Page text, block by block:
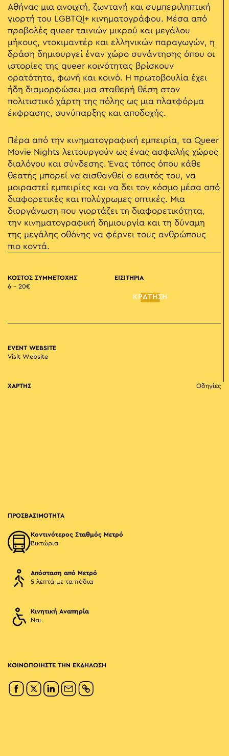
Αθήνας μια ανοιχτή, ζωντανή και συμπεριληπτική
γιορτή του LGBTQI+ κινηματογράφου. Μέσα από
προβολές queer ταινιών μικρού και μεγάλου
μήκους, ντοκιμαντέρ και ελληνικών παραγωγών, η
δράση δημιουργεί έναν χώρο συνάντησης όπου οι
ιστορίες της queer κοινότητας βρίσκουν
ορατότητα, φωνή και κοινό. Η πρωτοβουλία έχει
ήδη διαμορφώσει μια σταθερή θέση στον
πολιτιστικό χάρτη της πόλης ως μια πλατφόρμα
έκφρασης, συνύπαρξης και αποδοχής.
Πέρα από την κινηματογραφική εμπειρία, τα Queer
Movie Nights λειτουργούν ως ένας ασφαλής χώρος
διαλόγου και σύνδεσης. Ένας τόπος όπου κάθε
θεατής μπορεί να αισθανθεί ο εαυτός του, να
μοιραστεί εμπειρίες και να δει τον κόσμο μέσα από
διαφορετικές και πολύχρωμες οπτικές. Μια
διοργάνωση που γιορτάζει τη διαφορετικότητα,
την κινηματογραφική δημιουργία και τη δύναμη
της μεγάλης οθόνης να φέρνει τους ανθρώπους
πιο κοντά.
ΚΟΣΤΟΣ ΣΥΜΜΕΤΟΧΗΣ
6 – 20€
ΕΙΣΙΤΗΡΙΑ
ΚΡΑΤΗΣΗ
EVENT WEBSITE
Visit Website
ΧΑΡΤΗΣ Οδηγίες
ΠΡΟΣΒΑΣΙΜΟΤΗΤΑ
Κοντινότερος Σταθμός Μετρό
Βικτώρια
Απόσταση από Μετρό
5 λεπτά με τα πόδια
Κινητική Αναπηρία
Ναι
ΚΟΙΝΟΠΟΙΗΣΤΕ ΤΗΝ ΕΚΔΗΛΩΣΗ